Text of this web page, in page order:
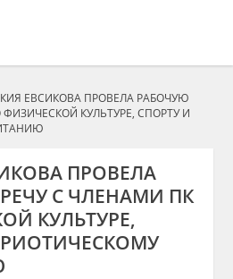
ЕВСИКОВА ПРОВЕЛА РАБОЧУЮ
КУЛЬТУРЕ, СПОРТУ И
ПРОВЕЛА
С ЧЛЕНАМИ ПК
КУЛЬТУРЕ,